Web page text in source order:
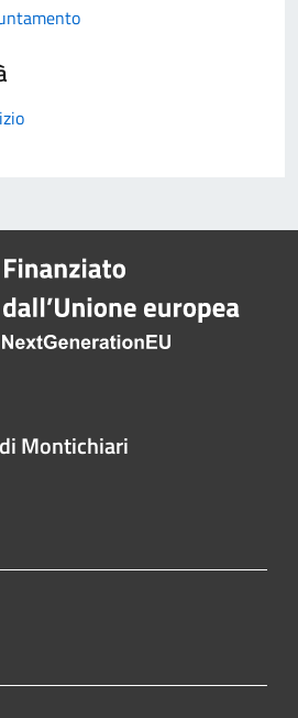
Montichiari